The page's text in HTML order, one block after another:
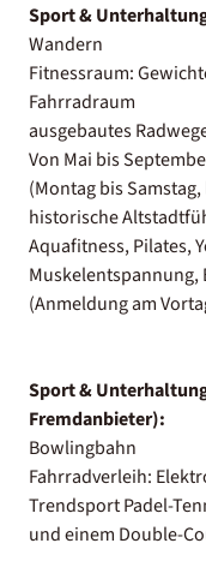
Sport &
Wandern
Fitnessraum:
Fahrradraum
ausgebautes
Von Mai bis
(Montag bis
historische
Aquafitness, Pilates,
Muskelentspannung,
(Anmeldung am
Sport &
Fremdanbieter):
Bowlingbahn
Fahrradverleih:
Trendsport Padel-
und einem Double-